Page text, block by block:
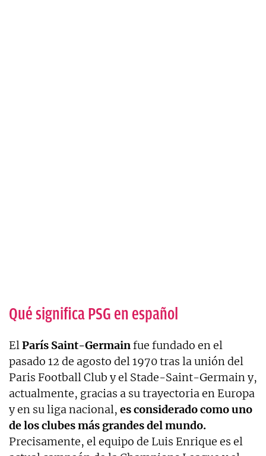
Qué significa PSG en español
ElParís Saint-Germainfue fundado en el
pasado 12 de agosto del 1970 tras la unión del
Paris Football Club y el Stade-Saint-Germain y,
actualmente, gracias a su trayectoria en Europa
y en su liga nacional, es considerado como uno
de los clubes más grandes del mundo.
Precisamente, el equipo de Luis Enrique es el